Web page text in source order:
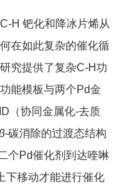
H 钯化和降冰片烯从
在如此复杂的催化循
究提供了复杂C-H功
能模板与两个Pd金
（协同金属化-去质
-碳消除的过渡态结构
个Pd催化剂到达喹啉
下移动才能进行催化